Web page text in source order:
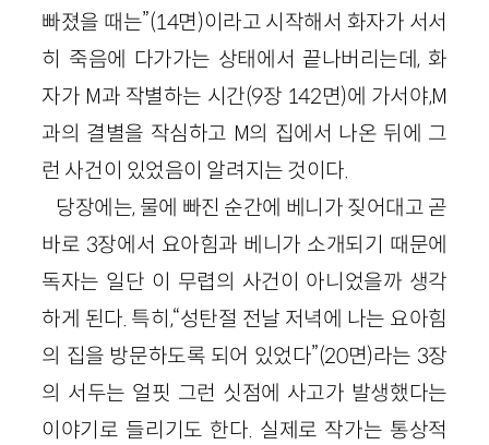
빠졌을 때는”(14면)이라고 시작해서 화자가 서서
히 죽음에 다가가는 상태에서 끝나버리는데, 화
자가 M과 작별하는 시간(9장 142면)에 가서야,M
과의 결별을 작심하고 M의 집에서 나온 뒤에 그
런 사건이 있었음이 알려지는 것이다.
당장에는, 물에 빠진 순간에 베니가 짖어대고 곧
바로 3장에서 요아힘과 베니가 소개되기 때문에
독자는 일단 이 무렵의 사건이 아니었을까 생각
하게 된다. 특히,“성탄절 전날 저녁에 나는 요아힘
의 집을 방문하도록 되어 있었다”(20면)라는 3장
의 서두는 얼핏 그런 싯점에 사고가 발생했다는
이야기로 들리기도 한다. 실제로 작가는 통상적